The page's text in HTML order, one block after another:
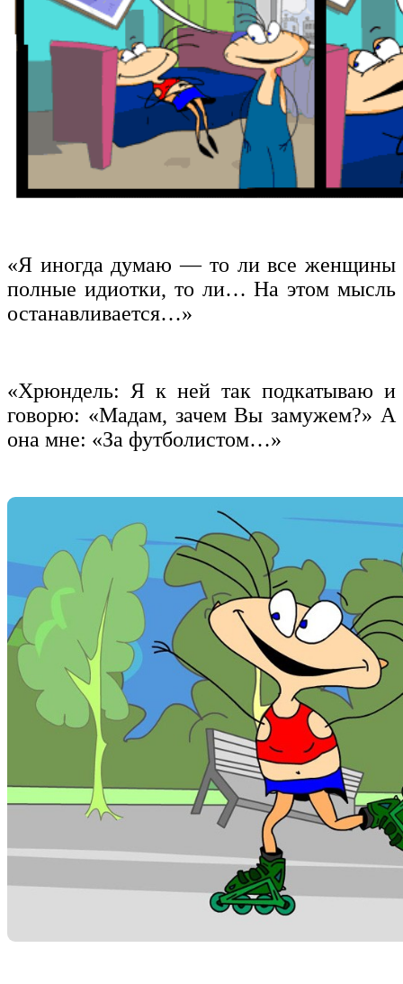
«Я иногда думаю — то ли все женщины
полные идиотки, то ли… На этом мысль
останавливается…»
«Хрюндель: Я к ней так подкатываю и
говорю: «Мадам, зачем Вы замужем?» А
она мне: «За футболистом…»